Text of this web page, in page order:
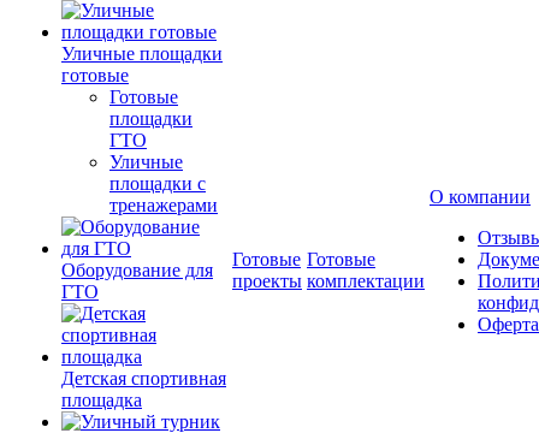
Уличные площадки
готовые
Готовые
площадки
ГТО
Уличные
площадки с
тренажерами
Оборудование для
ГТО
Детская спортивная
площадка
Готовые
проекты
Готовые
комплектации
О компании
Оферта